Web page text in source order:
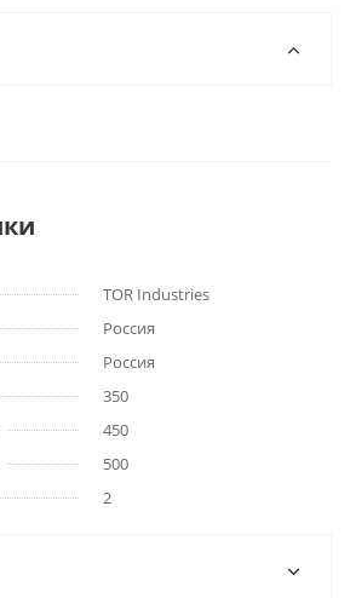
TOR Industries
Россия
Россия
350
450
500
2